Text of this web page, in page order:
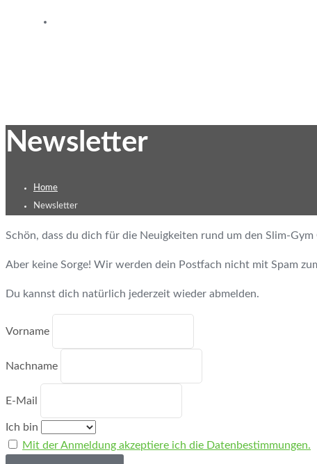
Newsletter
Home
Newsletter
Schön, dass du dich für die Neuigkeiten rund um den Slim-Gym
Aber keine Sorge! Wir werden dein Postfach nicht mit Spam
Du kannst dich natürlich jederzeit wieder abmelden.
Vorname
Nachname
E-Mail
Ich bin
Mit der Anmeldung akzeptiere ich die Datenbestimmungen.